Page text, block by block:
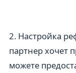
2. Настройка
партнер хочет
можете